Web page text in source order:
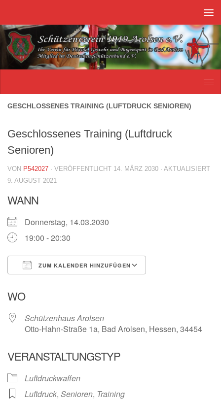
GESCHLOSSENES TRAINING (LUFTDRUCK SENIOREN)
Geschlossenes Training (Luftdruck
Senioren)
VON P542027 · VERÖFFENTLICHT 14. MÄRZ 2030 · AKTUALISIERT
9. AUGUST 2021
WANN
Donnerstag, 14.03.2030
19:00 - 20:30
ZUM KALENDER HINZUFÜGEN
WO
Schützenhaus Arolsen
Otto-Hahn-Straße 1a, Bad Arolsen, Hessen, 34454
VERANSTALTUNGSTYP
Luftdruckwaffen
Luftdruck, Senioren, Training